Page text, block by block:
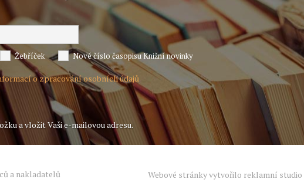
Žebříček Nové číslo časopisu Knižní novinky
o zpracování osobních údajů
a vložit Vaši e-mailovou adresu.
a nakladatelů Webové stránky vytvořilo reklamní studio